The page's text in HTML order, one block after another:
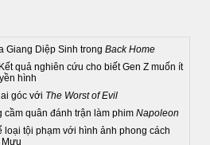
Giang Diệp Sinh trong Back Home
quả nghiên cứu cho biết Gen Z muốn ít
hình
góc với The Worst of Evil
quân đánh trận làm phim Napoleon
loại tội phạm với hình ảnh phong cách